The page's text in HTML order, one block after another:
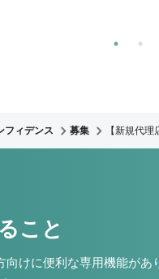
フィデンス 募集 【新規代
こと
けに便利な専用機能があ